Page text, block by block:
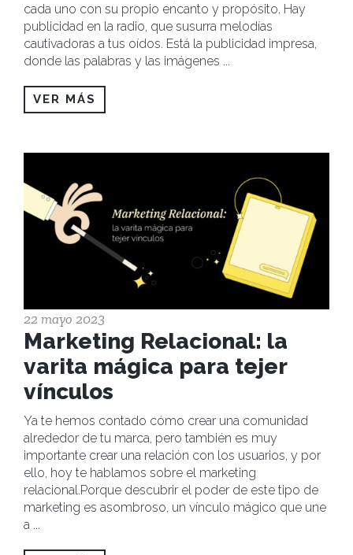
cada uno con su propio encanto y propósito. Hay
publicidad en la radio, que susurra melodías
cautivadoras a tus oídos. Está la publicidad impresa,
donde las palabras y las imágenes ...
VER MÁS
22 mayo 2023
Marketing Relacional: la
varita mágica para tejer
vínculos
Ya te hemos contado cómo crear una comunidad
alrededor de tu marca, pero también es muy
importante crear una relación con los usuarios, y por
ello, hoy te hablamos sobre el marketing
relacional.Porque descubrir el poder de este tipo de
marketing es asombroso, un vínculo mágico que une
a ...